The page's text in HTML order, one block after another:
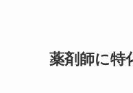
薬剤師に特